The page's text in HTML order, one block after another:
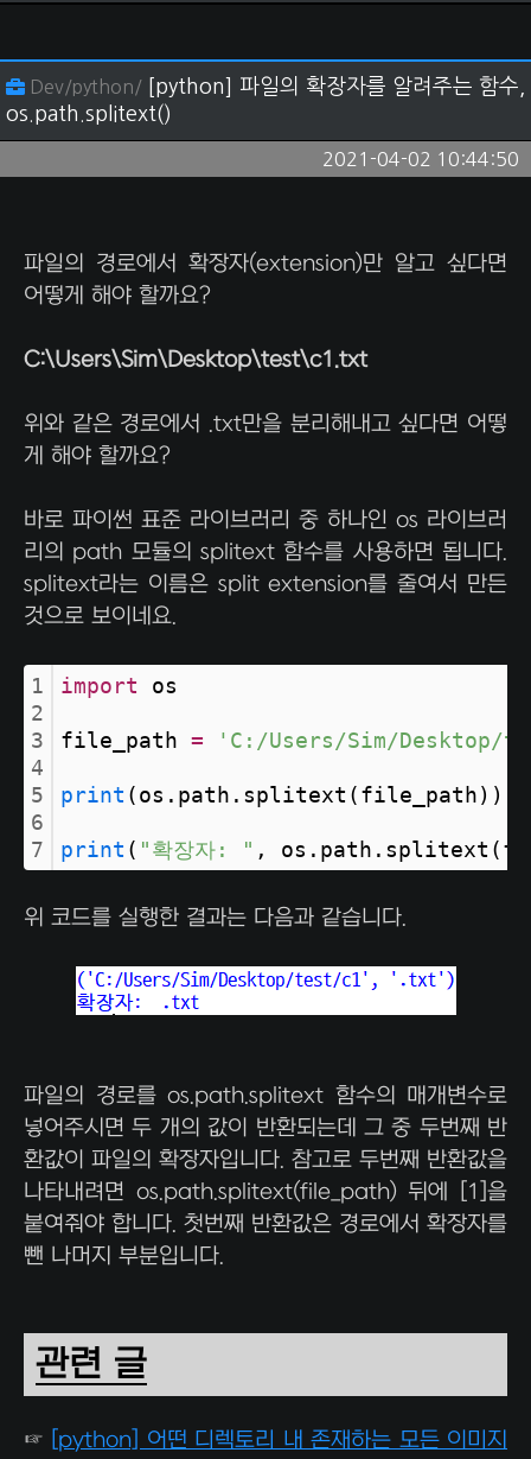
Dev/python/ [python] 파일의 확장자를 알려주는 함수,
os.path.splitext()
2021-04-02 10:44:50
파일의 경로에서 확장자(extension)만 알고 싶다면
어떻게 해야 할까요?
C:\Users\Sim\Desktop\test\c1.txt
위와 같은 경로에서 .txt만을 분리해내고 싶다면 어떻
게 해야 할까요?
바로 파이썬 표준 라이브러리 중 하나인 os 라이브러
리의 path 모듈의 splitext 함수를 사용하면 됩니다.
splitext라는 이름은 split extension를 줄여서 만든
것으로 보이네요.
1
2
3
4
5
6
7
import os
file_path = 'C:/Users/Sim/
print (os.path.splitext(file_path))
print ( "확장자: " ,
위 코드를 실행한 결과는 다음과 같습니다.
파일의 경로를 os.path.splitext 함수의 매개변수로
넣어주시면 두 개의 값이 반환되는데 그 중 두번째 반
환값이 파일의 확장자입니다. 참고로 두번째 반환값을
나타내려면 os.path.splitext(file_path) 뒤에 [1]을
붙여줘야 합니다. 첫번째 반환값은 경로에서 확장자를
뺀 나머지 부분입니다.
관련 글
☞ [python] 어떤 디렉토리 내 존재하는 모든 이미지